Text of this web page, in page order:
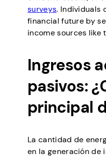
surveys. Individuals
financial future by
income sources like
Ingresos
pasivos:
principal
La cantidad de
en la generación de